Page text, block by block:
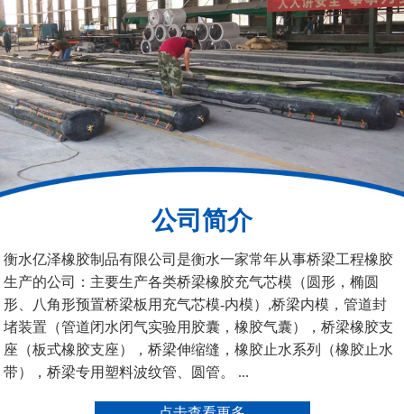
200*25米圆形桥梁气囊 390*14米的圆形充气芯
模
公司简介
衡水亿泽橡胶制品有限公司是衡水一家常年从事桥梁工程橡胶
生产的公司：主要生产各类桥梁橡胶充气芯模（圆形，椭圆
形、八角形预置桥梁板用充气芯模-内模）,桥梁内模，管道封
堵装置（管道闭水闭气实验用胶囊，橡胶气囊），桥梁橡胶支
座（板式橡胶支座），桥梁伸缩缝，橡胶止水系列（橡胶止水
带），桥梁专用塑料波纹管、圆管。 ...